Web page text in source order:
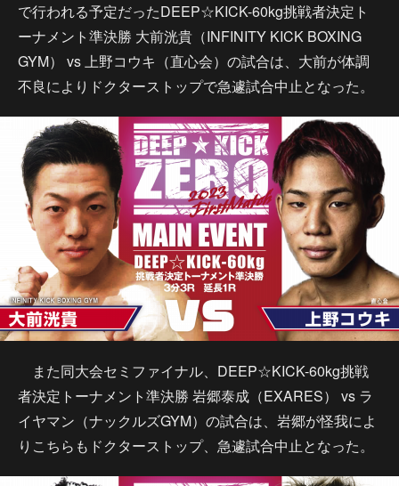
で行われる予定だったDEEP☆KICK-60kg挑戦者決定ト
ーナメント準決勝 大前洸貴（INFINITY KICK BOXING
GYM） vs 上野コウキ（直心会）の試合は、大前が体調
不良によりドクターストップで急遽試合中止となった。
また同大会セミファイナル、DEEP☆KICK-60kg挑戦
者決定トーナメント準決勝 岩郷泰成（EXARES） vs ラ
イヤマン（ナックルズGYM）の試合は、岩郷が怪我によ
りこちらもドクターストップ、急遽試合中止となった。